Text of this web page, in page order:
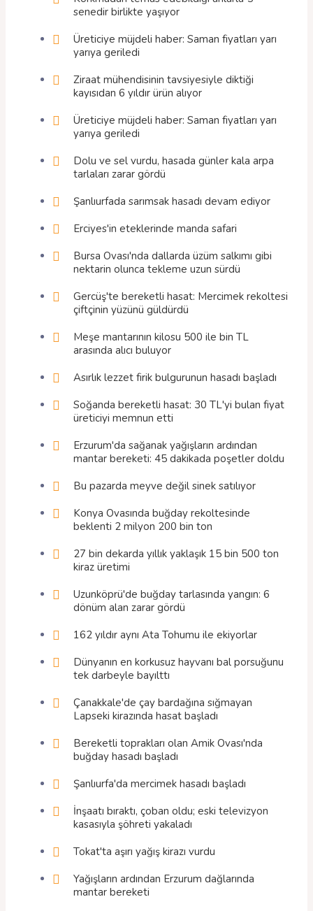
senedir birlikte yaşıyor
Üreticiye müjdeli haber: Saman fiyatları yarı
yarıya geriledi
Ziraat mühendisinin tavsiyesiyle diktiği
kayısıdan 6 yıldır ürün alıyor
Üreticiye müjdeli haber: Saman fiyatları yarı
yarıya geriledi
Dolu ve sel vurdu, hasada günler kala arpa
tarlaları zarar gördü
Şanlıurfada sarımsak hasadı devam ediyor
Erciyes'in eteklerinde manda safari
Bursa Ovası'nda dallarda üzüm salkımı gibi
nektarin olunca tekleme uzun sürdü
Gercüş'te bereketli hasat: Mercimek rekoltesi
çiftçinin yüzünü güldürdü
Meşe mantarının kilosu 500 ile bin TL
arasında alıcı buluyor
Asırlık lezzet firik bulgurunun hasadı başladı
Soğanda bereketli hasat: 30 TL'yi bulan fiyat
üreticiyi memnun etti
Erzurum'da sağanak yağışların ardından
mantar bereketi: 45 dakikada poşetler doldu
Bu pazarda meyve değil sinek satılıyor
Konya Ovasında buğday rekoltesinde
beklenti 2 milyon 200 bin ton
27 bin dekarda yıllık yaklaşık 15 bin 500 ton
kiraz üretimi
Uzunköprü'de buğday tarlasında yangın: 6
dönüm alan zarar gördü
162 yıldır aynı Ata Tohumu ile ekiyorlar
Dünyanın en korkusuz hayvanı bal porsuğunu
tek darbeyle bayılttı
Çanakkale'de çay bardağına sığmayan
Lapseki kirazında hasat başladı
Bereketli toprakları olan Amik Ovası'nda
buğday hasadı başladı
Şanlıurfa'da mercimek hasadı başladı
İnşaatı bıraktı, çoban oldu; eski televizyon
kasasıyla şöhreti yakaladı
Tokat'ta aşırı yağış kirazı vurdu
Yağışların ardından Erzurum dağlarında
mantar bereketi